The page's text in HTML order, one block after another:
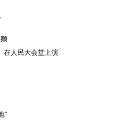
在人民大会堂上演
”